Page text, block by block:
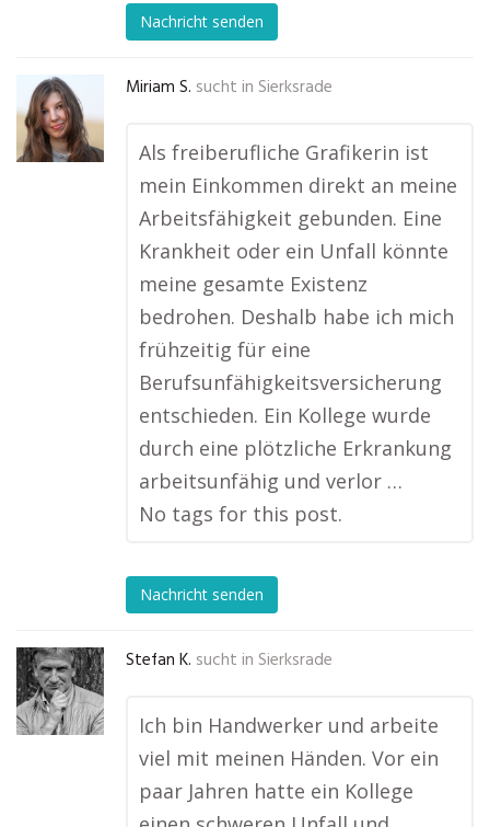
Nachricht senden
Miriam S. sucht in Sierksrade
Als freiberufliche Grafikerin ist
mein Einkommen direkt an meine
Arbeitsfähigkeit gebunden. Eine
Krankheit oder ein Unfall könnte
meine gesamte Existenz
bedrohen. Deshalb habe ich mich
frühzeitig für eine
Berufsunfähigkeitsversicherung
entschieden. Ein Kollege wurde
durch eine plötzliche Erkrankung
arbeitsunfähig und verlor …
No tags for this post.
Nachricht senden
Stefan K. sucht in Sierksrade
Ich bin Handwerker und arbeite
viel mit meinen Händen. Vor ein
paar Jahren hatte ein Kollege